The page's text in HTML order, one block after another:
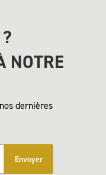
NOTRE
dernières
Envoyer